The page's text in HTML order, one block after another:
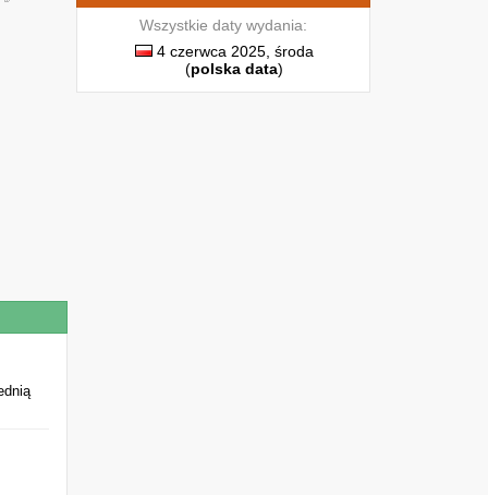
Wszystkie daty wydania:
4 czerwca 2025, środa
(polska data)